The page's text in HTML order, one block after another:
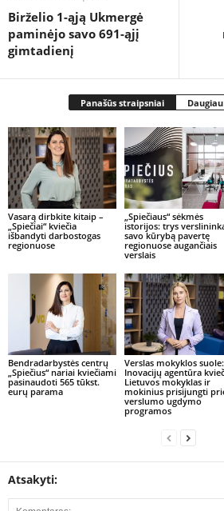
Birželio 1-ąją Ukmergė
paminėjo savo 691-ąjį
gimtadienį
Panašūs straipsniai
Vasarą dirbkite kitaip –
„Spiečiai“ kviečia
išbandyti darbostogas
regionuose
„Spiečiaus“ sėkmės
istorijos: trys
savo kūrybą pavertę
regionuose augančiais
verslais
Bendradarbystės centrų
„Spiečius“ nariai kviečiami
pasinaudoti 565 tūkst.
eurų parama
Verslas mokyklos suole:
Inovacijų agentūra
Lietuvos mokyklas ir
mokinius prisijungti
verslumo ugdymo
programos
Atsakyti: